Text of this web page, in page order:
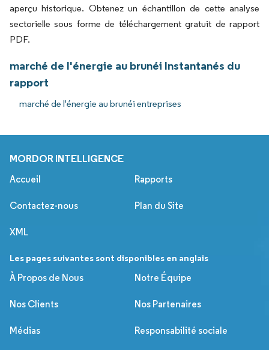
aperçu historique. Obtenez un échantillon de cette analyse
sectorielle sous forme de téléchargement gratuit de rapport
PDF.
marché de l'énergie au brunéi Instantanés du
rapport
marché de l'énergie au brunéi entreprises
MORDOR INTELLIGENCE
Accueil Rapports
Contactez-nous Plan du Site
XML
Les pages suivantes sont disponibles en anglais
À Propos de Nous
Notre Équipe
Nos Clients Nos Partenaires
Médias Responsabilité sociale